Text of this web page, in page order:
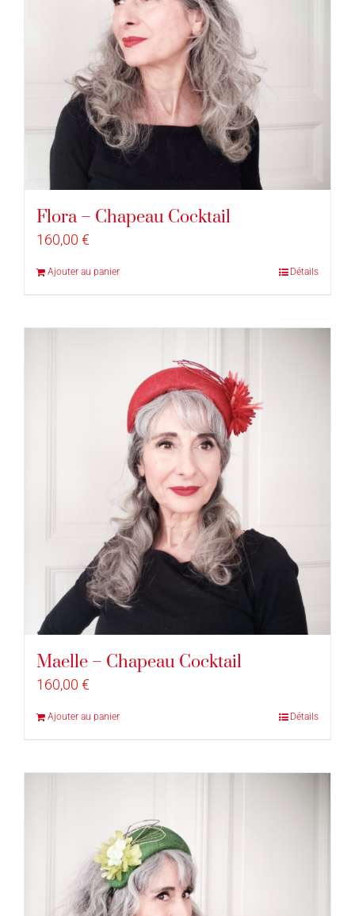
Flora – Chapeau Cocktail
160,00 €
Ajouter au panier Détails
Maelle – Chapeau Cocktail
160,00 €
Ajouter au panier Détails